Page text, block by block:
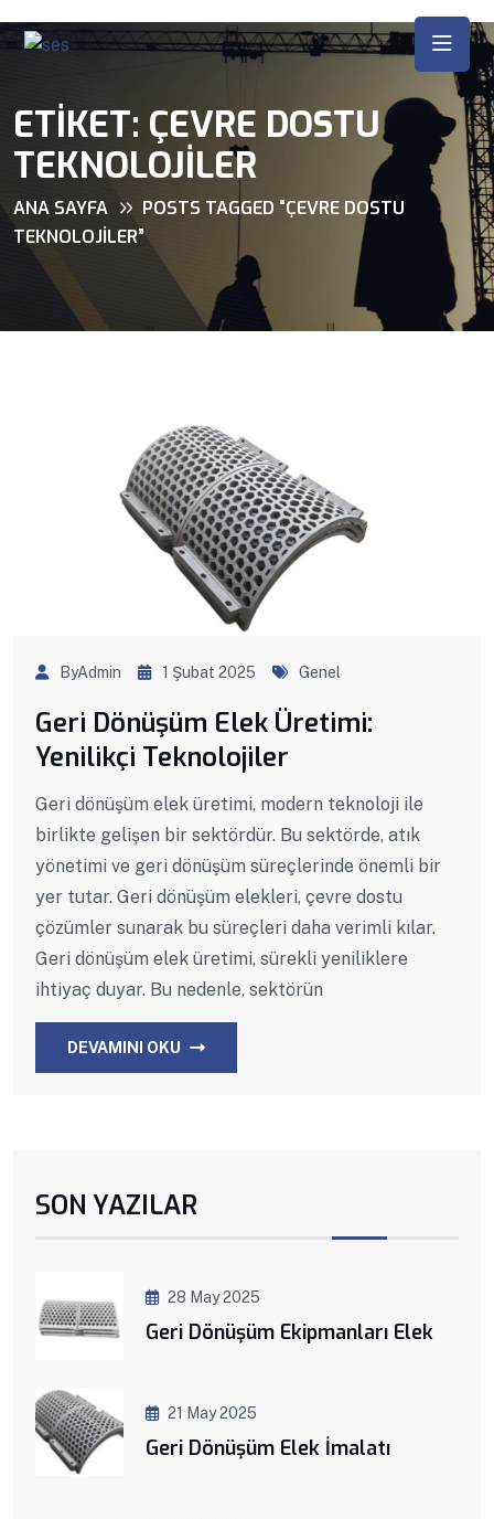
ETIKET: ÇEVRE DOSTU
TEKNOLOJILER
ANA SAYFA
POSTS TAGGED “ÇEVRE DOSTU
TEKNOLOJILER”
ByAdmin 1 Şubat 2025 Genel
Geri Dönüşüm Elek Üretimi:
Yenilikçi Teknolojiler
Geri dönüşüm elek üretimi, modern teknoloji ile
birlikte gelişen bir sektördür. Bu sektörde, atık
yönetimi ve geri dönüşüm süreçlerinde önemli bir
yer tutar. Geri dönüşüm elekleri, çevre dostu
çözümler sunarak bu süreçleri daha verimli kılar.
Geri dönüşüm elek üretimi, sürekli yeniliklere
ihtiyaç duyar. Bu nedenle, sektörün
DEVAMINI OKU
SON YAZILAR
28 May 2025
Geri Dönüşüm Ekipmanları Elek
21 May 2025
Geri Dönüşüm Elek İmalatı